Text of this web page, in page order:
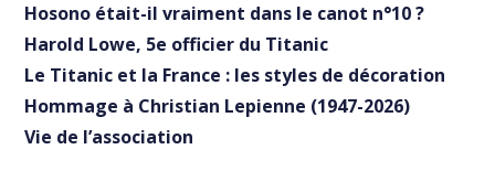
Hosono était-il vraiment dans le canot n°10 ?
Harold Lowe, 5e officier du Titanic
Le Titanic et la France : les styles de décoration
Hommage à Christian Lepienne (1947-2026)
Vie de l’association